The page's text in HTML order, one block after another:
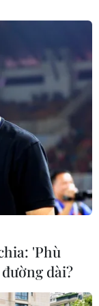
THANH
dụng
'Phù
dài?